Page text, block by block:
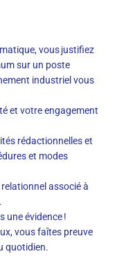
vous justifiez
sur un poste
industriel vous
et votre engagement
rédactionnelles et
et modes
associé à
une évidence !
vous faîtes preuve
quotidien.